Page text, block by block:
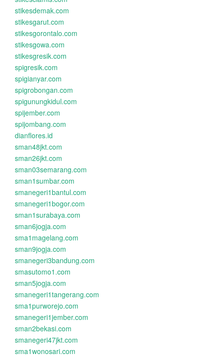
stikesdemak.com
stikesgarut.com
stikesgorontalo.com
stikesgowa.com
stikesgresik.com
spigresik.com
spigianyar.com
spigrobongan.com
spigunungkidul.com
spijember.com
spijombang.com
dianflores.id
sman48jkt.com
sman26jkt.com
sman03semarang.com
sman1sumbar.com
smanegeri1bantul.com
smanegeri1bogor.com
sman1surabaya.com
sman6jogja.com
sma1magelang.com
sman9jogja.com
smanegeri3bandung.com
smasutomo1.com
sman5jogja.com
smanegeri1tangerang.com
sma1purworejo.com
smanegeri1jember.com
sman2bekasi.com
smanegeri47jkt.com
sma1wonosari.com